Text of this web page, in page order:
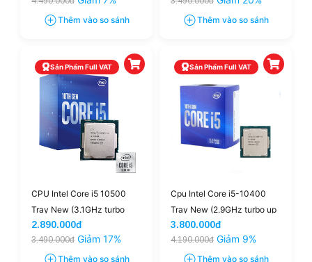
Cache, 65W)
Thêm vào so sánh
Threads) – Socket LGA1200
Thêm vào so sánh
Sản Phẩm Full VAT
CPU Intel Core i5 10500
Tray New (3.1GHz turbo
4.5GHz, 6 nhân 12 luồng,
12MB Cache, 65W)
2.890.000đ
3.490.000đ Giảm 17%
Thêm vào so sánh
Sản Phẩm Full VAT
Cpu Intel Core i5-10400
Tray New (2.9GHz turbo up
to 4.3GHz, 6 nhân 12 luồng,
12MB Cache, 65W)
3.800.000đ
4.190.000đ Giảm 9%
Thêm vào so sánh